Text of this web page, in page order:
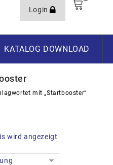
Login
KATALOG DOWNLOAD
mit „Startbooster“
wird angezeigt